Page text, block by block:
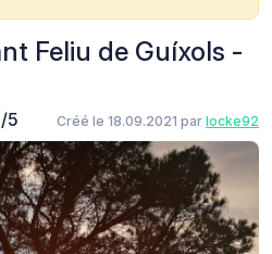
Feliu de Guíxols -
5 Créé le 18.09.2021 par locke92